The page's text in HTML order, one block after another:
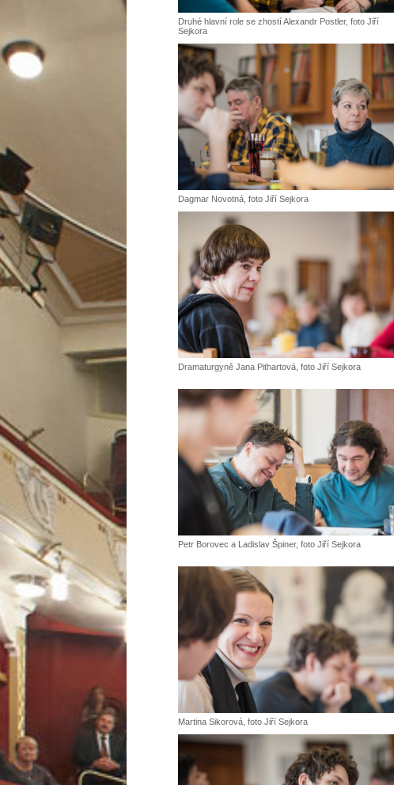
Druhé hlavní role se zhostí Alexandr Postler, foto Jiří
Sejkora
Dagmar Novotná, foto Jiří Sejkora
Dramaturgyně Jana Pithartová, foto Jiří Sejkora
Petr Borovec a Ladislav Špiner, foto Jiří Sejkora
Martina Sikorová, foto Jiří Sejkora